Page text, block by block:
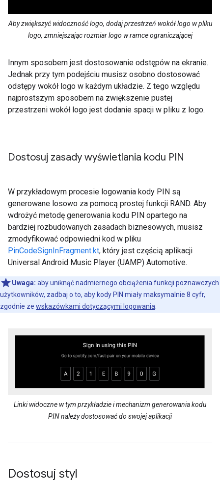
Aby zwiększyć widoczność logo, dodaj przestrzeń wokół logo w pliku
logo, zmniejszając rozmiar logo w ramce ograniczającej
Innym sposobem jest dostosowanie odstępów na ekranie.
Jednak przy tym podejściu musisz osobno dostosować
odstępy wokół logo w każdym układzie. Z tego względu
najprostszym sposobem na zwiększenie pustej
przestrzeni wokół logo jest dodanie spacji w pliku z logo.
Dostosuj zasady wyświetlania kodu PIN
W przykładowym procesie logowania kody PIN są
generowane losowo za pomocą prostej funkcji RAND. Aby
wdrożyć metodę generowania kodu PIN opartego na
bardziej rozbudowanych zasadach biznesowych, musisz
zmodyfikować odpowiedni kod w pliku
PinCodeSignInFragment.kt, który jest częścią aplikacji
Universal Android Music Player (UAMP) Automotive.
Uwaga: aby uniknąć nadmiernego obciążenia funkcji poznawczych
użytkowników, zadbaj o to, aby kody PIN miały maksymalnie 8 cyfr,
zgodnie ze wskazówkami dotyczącymi logowania
Linki widoczne w tym przykładzie i mechanizm generowania kodu
PIN należy dostosować do swojej aplikacji
Dostosuj styl